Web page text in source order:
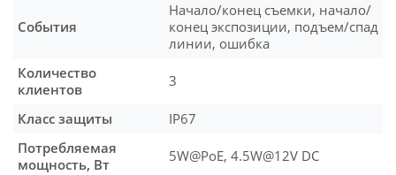
События
Начало/конец съемки, начало/
конец экспозиции, подъем/спад
линии, ошибка
Количество
клиентов
3
Класс защиты
IP67
Потребляемая
мощность, Вт
5W@PoE, 4.5W@12V DC